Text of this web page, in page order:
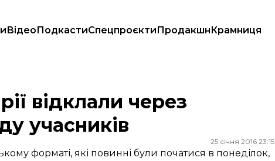
ВідеоПодкастиСпецпроєктиПродакшнКрамниця
учасників
відклали через
учасників
25 січня 2016 23:15
форматі, які повинні були початися в понеділок,